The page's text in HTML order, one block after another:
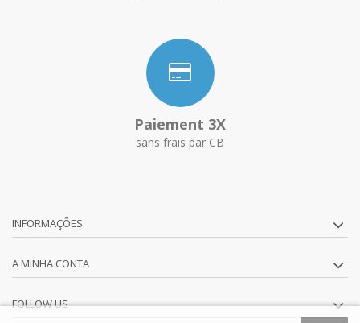
Paiement 3X
sans frais par CB
INFORMAÇÕES
A MINHA CONTA
FOLLOW US